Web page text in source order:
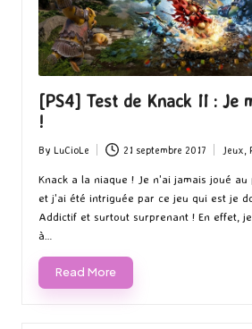
[PS4] Test de Knack II : Je
!
Posted
by
By LuCioLe 21 septembre 2017
Posted
in
Jeux
Knack a la niaque ! Je n'ai jamais joué
et j'ai été intriguée par ce jeu qui est je
Addictif et surtout surprenant ! En effet,
à…
Read More